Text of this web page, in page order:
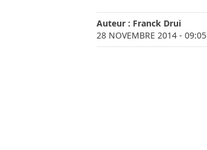
Auteur : Franck Drui
28 NOVEMBRE 2014 - 09:05